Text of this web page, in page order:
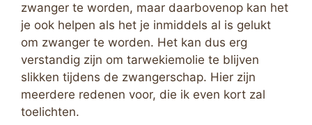
zwanger te worden, maar daarbovenop kan het
je ook helpen als het je inmiddels al is gelukt
om zwanger te worden. Het kan dus erg
verstandig zijn om tarwekiemolie te blijven
slikken tijdens de zwangerschap. Hier zijn
meerdere redenen voor, die ik even kort zal
toelichten.